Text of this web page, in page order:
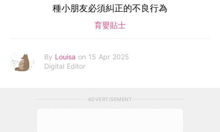
種小朋友必須糾正的不良行為
育嬰貼士
By Louisa on 15 Apr 2025
Digital Editor
ADVERTISEMENT